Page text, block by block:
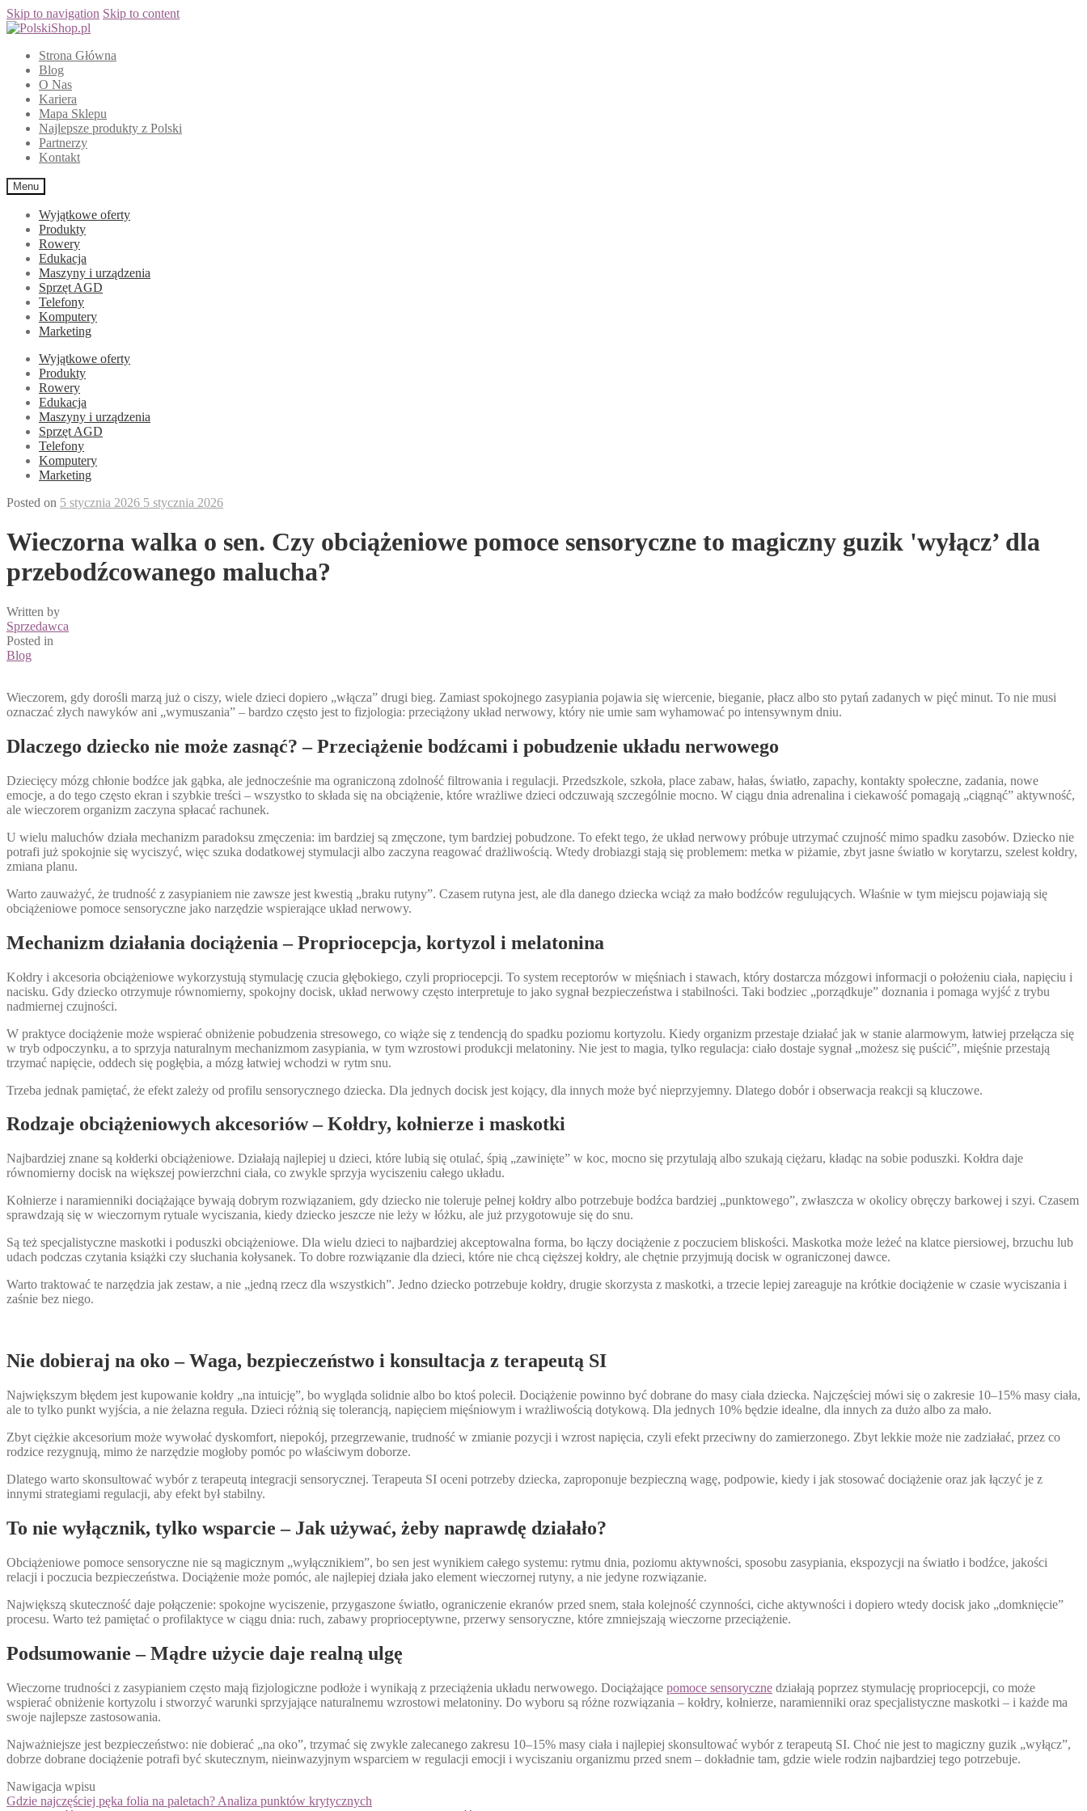
Skip to navigation Skip to content
Strona Główna
Blog
O Nas
Kariera
Mapa Sklepu
Najlepsze produkty z Polski
Partnerzy
Kontakt
Menu
Wyjątkowe oferty
Produkty
Rowery
Edukacja
Maszyny i urządzenia
Sprzęt AGD
Telefony
Komputery
Marketing
Wyjątkowe oferty
Produkty
Rowery
Edukacja
Maszyny i urządzenia
Sprzęt AGD
Telefony
Komputery
Marketing
Posted on 5 stycznia 2026 5 stycznia 2026
Wieczorna walka o sen. Czy obciążeniowe pomoce sensoryczne to magiczny guzik 'wyłącz’ dla
przebodźcowanego malucha?
Written by
Sprzedawca
Posted in
Blog
Wieczorem, gdy dorośli marzą już o ciszy, wiele dzieci dopiero „włącza” drugi bieg. Zamiast spokojnego zasypiania pojawia się wiercenie, bieganie, płacz albo sto pytań zadanych w pięć minut. To nie musi
oznaczać złych nawyków ani „wymuszania” – bardzo często jest to fizjologia: przeciążony układ nerwowy, który nie umie sam wyhamować po intensywnym dniu.
Dlaczego dziecko nie może zasnąć? – Przeciążenie bodźcami i pobudzenie układu nerwowego
Dziecięcy mózg chłonie bodźce jak gąbka, ale jednocześnie ma ograniczoną zdolność filtrowania i regulacji. Przedszkole, szkoła, place zabaw, hałas, światło, zapachy, kontakty społeczne, zadania, nowe
emocje, a do tego często ekran i szybkie treści – wszystko to składa się na obciążenie, które wrażliwe dzieci odczuwają szczególnie mocno. W ciągu dnia adrenalina i ciekawość pomagają „ciągnąć” aktywność,
ale wieczorem organizm zaczyna spłacać rachunek.
U wielu maluchów działa mechanizm paradoksu zmęczenia: im bardziej są zmęczone, tym bardziej pobudzone. To efekt tego, że układ nerwowy próbuje utrzymać czujność mimo spadku zasobów. Dziecko nie
potrafi już spokojnie się wyciszyć, więc szuka dodatkowej stymulacji albo zaczyna reagować drażliwością. Wtedy drobiazgi stają się problemem: metka w piżamie, zbyt jasne światło w korytarzu, szelest kołdry,
zmiana planu.
Warto zauważyć, że trudność z zasypianiem nie zawsze jest kwestią „braku rutyny”. Czasem rutyna jest, ale dla danego dziecka wciąż za mało bodźców regulujących. Właśnie w tym miejscu pojawiają się
obciążeniowe pomoce sensoryczne jako narzędzie wspierające układ nerwowy.
Mechanizm działania dociążenia – Propriocepcja, kortyzol i melatonina
Kołdry i akcesoria obciążeniowe wykorzystują stymulację czucia głębokiego, czyli propriocepcji. To system receptorów w mięśniach i stawach, który dostarcza mózgowi informacji o położeniu ciała, napięciu i
nacisku. Gdy dziecko otrzymuje równomierny, spokojny docisk, układ nerwowy często interpretuje to jako sygnał bezpieczeństwa i stabilności. Taki bodziec „porządkuje” doznania i pomaga wyjść z trybu
nadmiernej czujności.
W praktyce dociążenie może wspierać obniżenie pobudzenia stresowego, co wiąże się z tendencją do spadku poziomu kortyzolu. Kiedy organizm przestaje działać jak w stanie alarmowym, łatwiej przełącza się
w tryb odpoczynku, a to sprzyja naturalnym mechanizmom zasypiania, w tym wzrostowi produkcji melatoniny. Nie jest to magia, tylko regulacja: ciało dostaje sygnał „możesz się puścić”, mięśnie przestają
trzymać napięcie, oddech się pogłębia, a mózg łatwiej wchodzi w rytm snu.
Trzeba jednak pamiętać, że efekt zależy od profilu sensorycznego dziecka. Dla jednych docisk jest kojący, dla innych może być nieprzyjemny. Dlatego dobór i obserwacja reakcji są kluczowe.
Rodzaje obciążeniowych akcesoriów – Kołdry, kołnierze i maskotki
Najbardziej znane są kołderki obciążeniowe. Działają najlepiej u dzieci, które lubią się otulać, śpią „zawinięte” w koc, mocno się przytulają albo szukają ciężaru, kładąc na sobie poduszki. Kołdra daje
równomierny docisk na większej powierzchni ciała, co zwykle sprzyja wyciszeniu całego układu.
Kołnierze i naramienniki dociążające bywają dobrym rozwiązaniem, gdy dziecko nie toleruje pełnej kołdry albo potrzebuje bodźca bardziej „punktowego”, zwłaszcza w okolicy obręczy barkowej i szyi. Czasem
sprawdzają się w wieczornym rytuale wyciszania, kiedy dziecko jeszcze nie leży w łóżku, ale już przygotowuje się do snu.
Są też specjalistyczne maskotki i poduszki obciążeniowe. Dla wielu dzieci to najbardziej akceptowalna forma, bo łączy dociążenie z poczuciem bliskości. Maskotka może leżeć na klatce piersiowej, brzuchu lub
udach podczas czytania książki czy słuchania kołysanek. To dobre rozwiązanie dla dzieci, które nie chcą cięższej kołdry, ale chętnie przyjmują docisk w ograniczonej dawce.
Warto traktować te narzędzia jak zestaw, a nie „jedną rzecz dla wszystkich”. Jedno dziecko potrzebuje kołdry, drugie skorzysta z maskotki, a trzecie lepiej zareaguje na krótkie dociążenie w czasie wyciszania i
zaśnie bez niego.
Nie dobieraj na oko – Waga, bezpieczeństwo i konsultacja z terapeutą SI
Największym błędem jest kupowanie kołdry „na intuicję”, bo wygląda solidnie albo bo ktoś polecił. Dociążenie powinno być dobrane do masy ciała dziecka. Najczęściej mówi się o zakresie 10–15% masy ciała,
ale to tylko punkt wyjścia, a nie żelazna reguła. Dzieci różnią się tolerancją, napięciem mięśniowym i wrażliwością dotykową. Dla jednych 10% będzie idealne, dla innych za dużo albo za mało.
Zbyt ciężkie akcesorium może wywołać dyskomfort, niepokój, przegrzewanie, trudność w zmianie pozycji i wzrost napięcia, czyli efekt przeciwny do zamierzonego. Zbyt lekkie może nie zadziałać, przez co
rodzice rezygnują, mimo że narzędzie mogłoby pomóc po właściwym doborze.
Dlatego warto skonsultować wybór z terapeutą integracji sensorycznej. Terapeuta SI oceni potrzeby dziecka, zaproponuje bezpieczną wagę, podpowie, kiedy i jak stosować dociążenie oraz jak łączyć je z
innymi strategiami regulacji, aby efekt był stabilny.
To nie wyłącznik, tylko wsparcie – Jak używać, żeby naprawdę działało?
Obciążeniowe pomoce sensoryczne nie są magicznym „wyłącznikiem”, bo sen jest wynikiem całego systemu: rytmu dnia, poziomu aktywności, sposobu zasypiania, ekspozycji na światło i bodźce, jakości
relacji i poczucia bezpieczeństwa. Dociążenie może pomóc, ale najlepiej działa jako element wieczornej rutyny, a nie jedyne rozwiązanie.
Największą skuteczność daje połączenie: spokojne wyciszenie, przygaszone światło, ograniczenie ekranów przed snem, stała kolejność czynności, ciche aktywności i dopiero wtedy docisk jako „domknięcie”
procesu. Warto też pamiętać o profilaktyce w ciągu dnia: ruch, zabawy proprioceptywne, przerwy sensoryczne, które zmniejszają wieczorne przeciążenie.
Podsumowanie – Mądre użycie daje realną ulgę
Wieczorne trudności z zasypianiem często mają fizjologiczne podłoże i wynikają z przeciążenia układu nerwowego. Dociążające pomoce sensoryczne działają poprzez stymulację propriocepcji, co może
wspierać obniżenie kortyzolu i stworzyć warunki sprzyjające naturalnemu wzrostowi melatoniny. Do wyboru są różne rozwiązania – kołdry, kołnierze, naramienniki oraz specjalistyczne maskotki – i każde ma
swoje najlepsze zastosowania.
Najważniejsze jest bezpieczeństwo: nie dobierać „na oko”, trzymać się zwykle zalecanego zakresu 10–15% masy ciała i najlepiej skonsultować wybór z terapeutą SI. Choć nie jest to magiczny guzik „wyłącz”,
dobrze dobrane dociążenie potrafi być skutecznym, nieinwazyjnym wsparciem w regulacji emocji i wyciszaniu organizmu przed snem – dokładnie tam, gdzie wiele rodzin najbardziej tego potrzebuje.
Nawigacja wpisu
Gdzie najczęściej pęka folia na paletach? Analiza punktów krytycznych